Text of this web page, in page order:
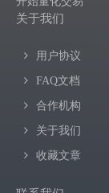
关于我们
用户协议
FAQ文档
合作机构
关于我们
收藏文章